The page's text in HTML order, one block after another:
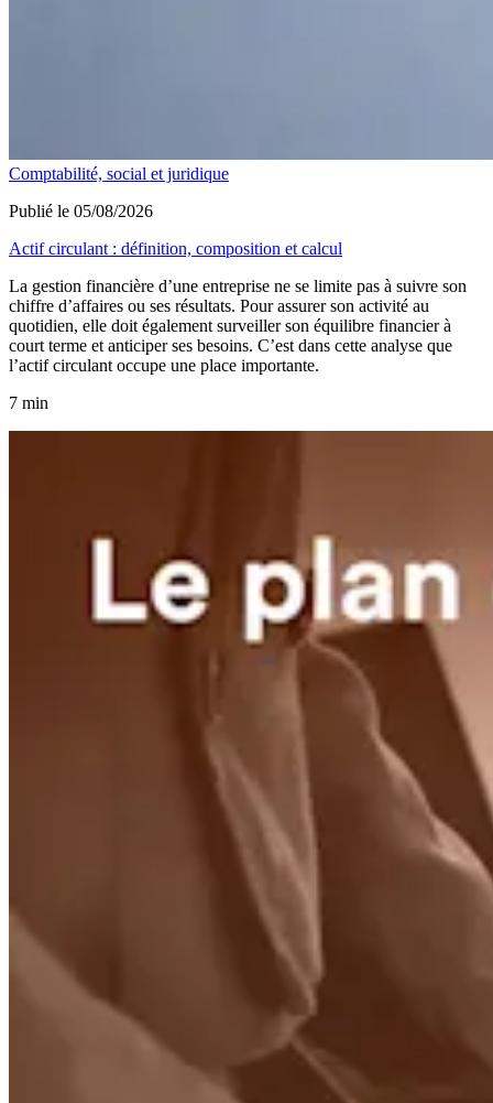
Comptabilité, social et juridique
Publié le 05/08/2026
Actif circulant : définition, composition et calcul
La gestion financière d’une entreprise ne se limite pas à suivre son
chiffre d’affaires ou ses résultats. Pour assurer son activité au
quotidien, elle doit également surveiller son équilibre financier à
court terme et anticiper ses besoins. C’est dans cette analyse que
l’actif circulant occupe une place importante.
7 min